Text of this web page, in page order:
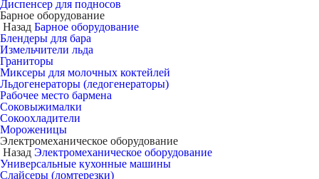
Диспенсер для подносов
Барное оборудование
Назад Барное оборудование
Блендеры для бара
Измельчители льда
Граниторы
Миксеры для молочных коктейлей
Льдогенераторы (ледогенераторы)
Рабочее место бармена
Соковыжималки
Сокоохладители
Мороженицы
Электромеханическое оборудование
Назад Электромеханическое оборудование
Универсальные кухонные машины
Слайсеры (ломтерезки)